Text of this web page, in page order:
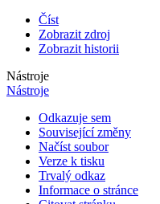
Číst
Zobrazit zdroj
Zobrazit historii
Nástroje
Nástroje
Odkazuje sem
Související změny
Načíst soubor
Verze k tisku
Trvalý odkaz
Informace o stránce